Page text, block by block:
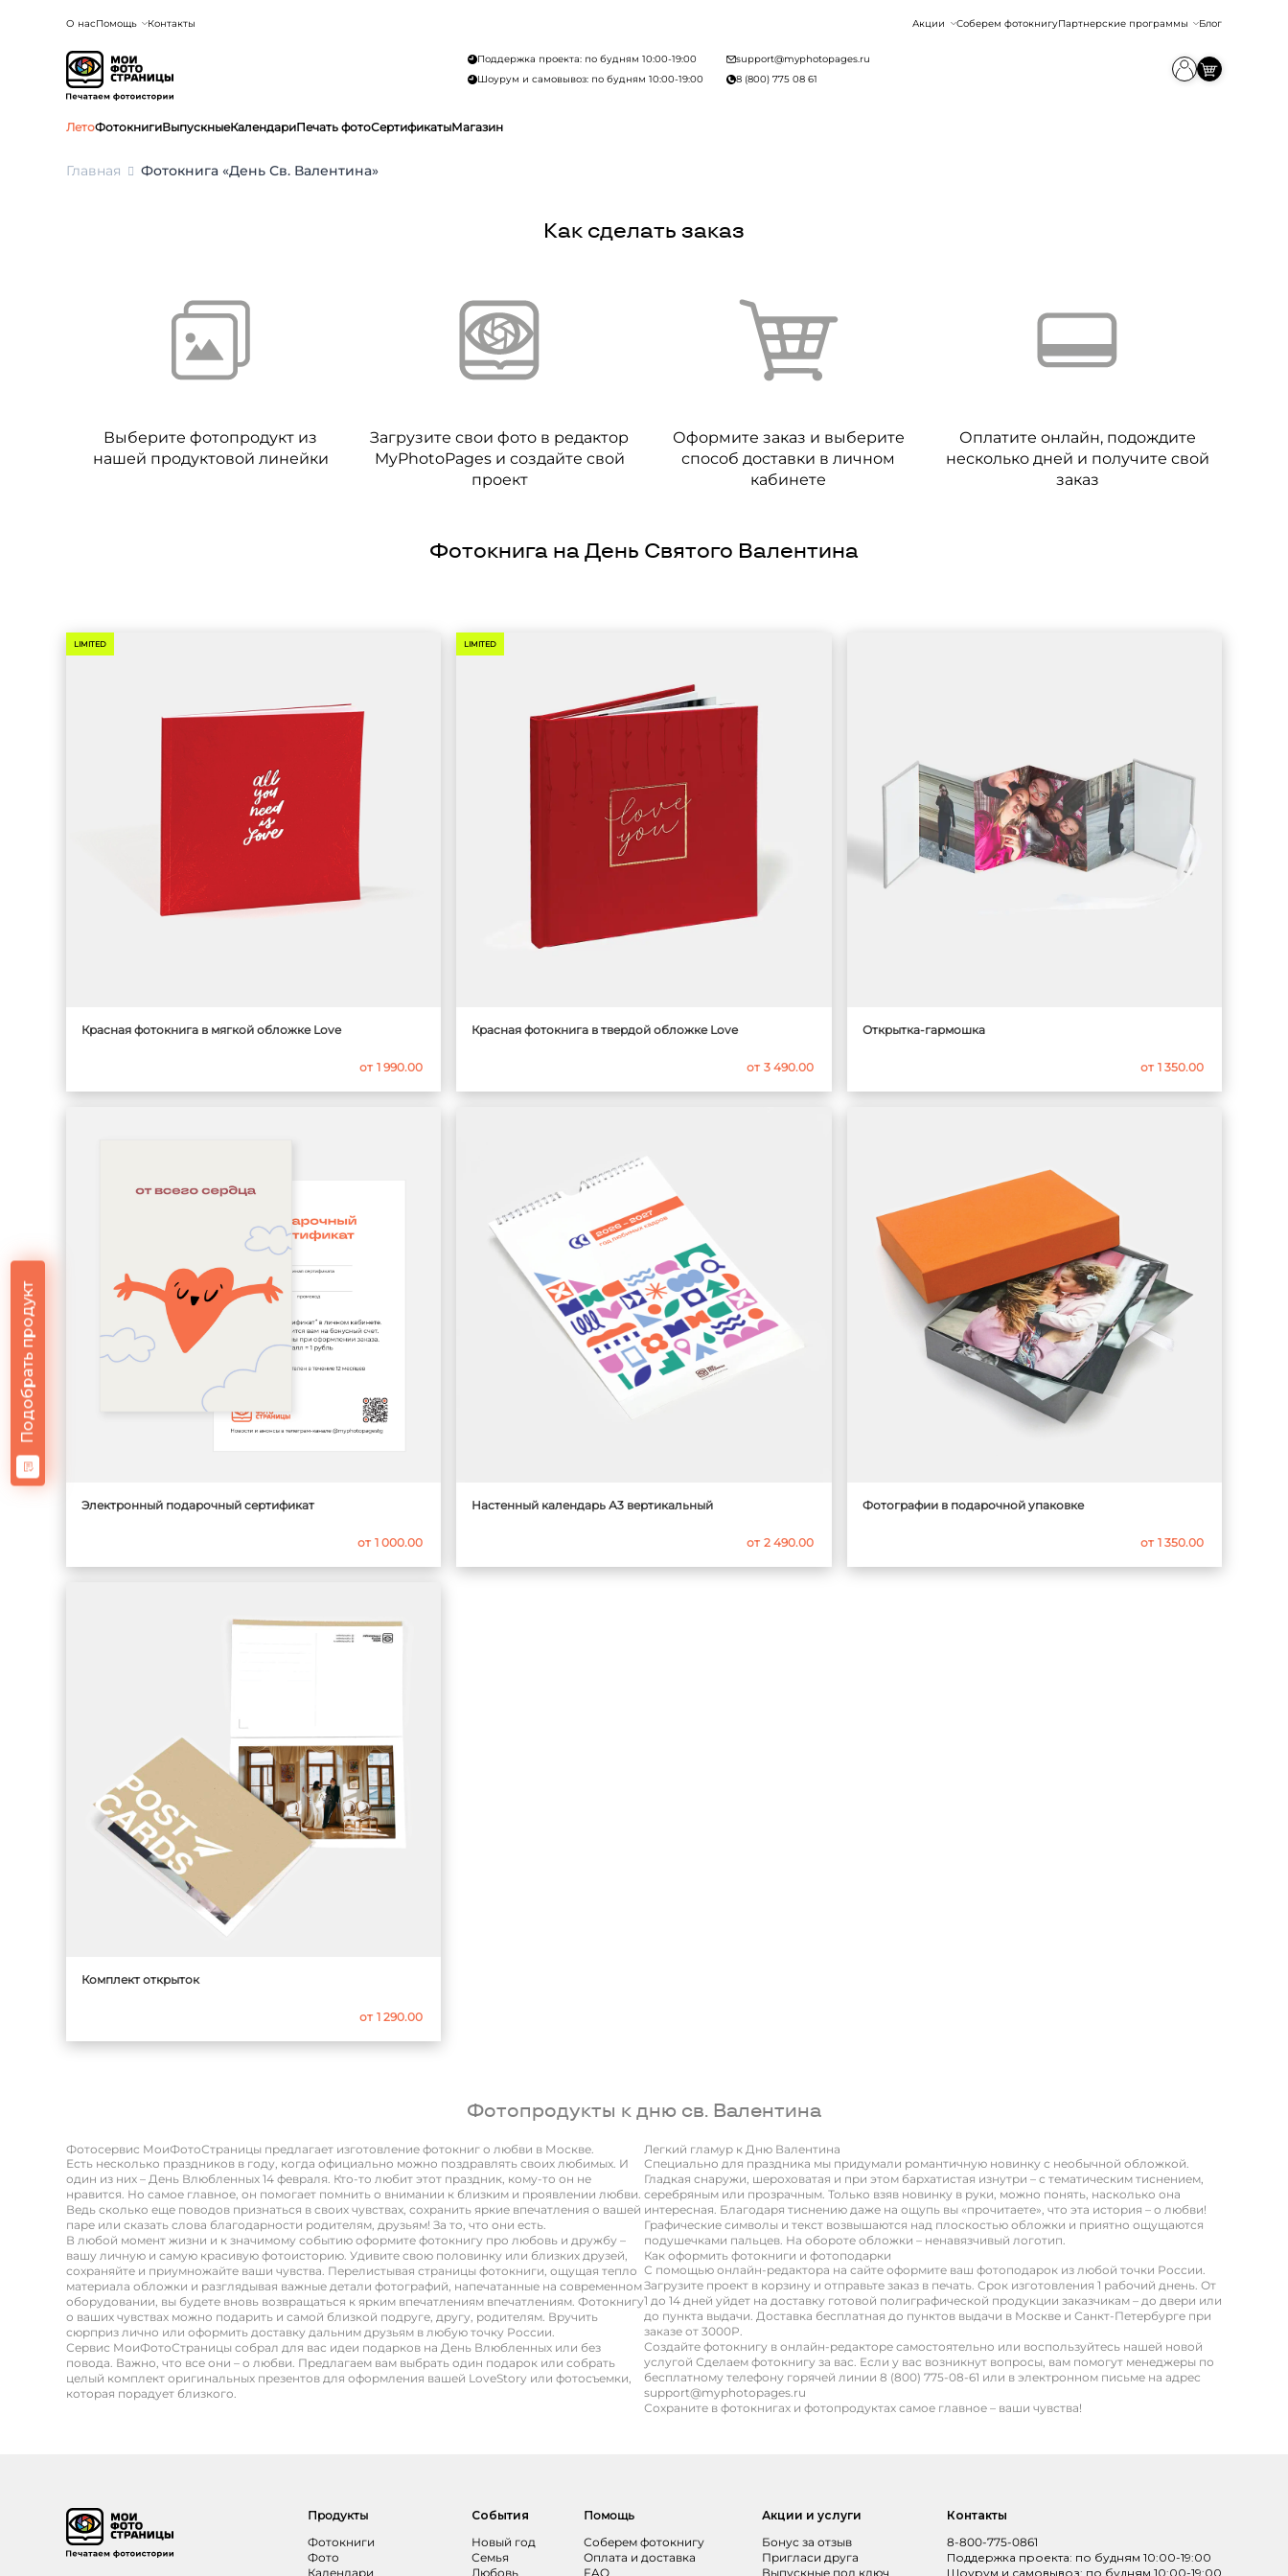
О насПомощь Контакты Акции Соберем фотокнигуПартнерские программы Блог
Поддержка проекта: по будням 10:00-19:00
Шоурум и самовывоз: по будням 10:00-19:00
support@myphotopages.ru
8 (800) 775 08 61
ЛетоФотокнигиВыпускныеКалендариПечать фотоСертификатыМагазин
Подобрать продукт
Главная Фотокнига «День Св. Валентина»
Как сделать заказ
Выберите фотопродукт из
нашей продуктовой линейки
Загрузите свои фото в редактор
MyPhotoPages и создайте свой
проект
Оформите заказ и выберите
способ доставки в личном
кабинете
Оплатите онлайн, подождите
несколько дней и получите свой
заказ
Фотокнига на День Святого Валентина
LIMITED
Красная фотокнига в мягкой обложке Love
от 1 990.00
LIMITED
Красная фотокнига в твердой обложке Love
от 3 490.00
Открытка-гармошка
от 1 350.00
Электронный подарочный сертификат
от 1 000.00
Настенный календарь А3 вертикальный
от 2 490.00
Фотографии в подарочной упаковке
от 1 350.00
Комплект открыток
от 1 290.00
Фотопродукты к дню св. Валентина
Фотосервис МоиФотоСтраницы предлагает изготовление фотокниг о любви в Москве.
Есть несколько праздников в году, когда официально можно поздравлять своих любимых. И
один из них – День Влюбленных 14 февраля. Кто-то любит этот праздник, кому-то он не
нравится. Но самое главное, он помогает помнить о внимании к близким и проявлении любви.
Ведь сколько еще поводов признаться в своих чувствах, сохранить яркие впечатления о вашей
паре или сказать слова благодарности родителям, друзьям! За то, что они есть.
В любой момент жизни и к значимому событию оформите фотокнигу про любовь и дружбу –
вашу личную и самую красивую фотоисторию. Удивите свою половинку или близких друзей,
сохраняйте и приумножайте ваши чувства. Перелистывая страницы фотокниги, ощущая тепло
материала обложки и разглядывая важные детали фотографий, напечатанные на современном
оборудовании, вы будете вновь возвращаться к ярким впечатлениям впечатлениям. Фотокнигу
о ваших чувствах можно подарить и самой близкой подруге, другу, родителям. Вручить
сюрприз лично или оформить доставку дальним друзьям в любую точку России.
Сервис МоиФотоСтраницы собрал для вас идеи подарков на День Влюбленных или без
повода. Важно, что все они – о любви. Предлагаем вам выбрать один подарок или собрать
целый комплект оригинальных презентов для оформления вашей LoveStory или фотосъемки,
которая порадует близкого.
Легкий гламур к Дню Валентина
Специально для праздника мы придумали романтичную новинку с необычной обложкой.
Гладкая снаружи, шероховатая и при этом бархатистая изнутри – с тематическим тиснением,
серебряным или прозрачным. Только взяв новинку в руки, можно понять, насколько она
интересная. Благодаря тиснению даже на ощупь вы «прочитаете», что эта история – о любви!
Графические символы и текст возвышаются над плоскостью обложки и приятно ощущаются
подушечками пальцев. На обороте обложки – ненавязчивый логотип.
Как оформить фотокниги и фотоподарки
С помощью онлайн-редактора на сайте оформите ваш фотоподарок из любой точки России.
Загрузите проект в корзину и отправьте заказ в печать. Срок изготовления 1 рабочий днень. От
1 до 14 дней уйдет на доставку готовой полиграфической продукции заказчикам – до двери или
до пункта выдачи. Доставка бесплатная до пунктов выдачи в Москве и Санкт-Петербурге при
заказе от 3000Р.
Создайте фотокнигу в онлайн-редакторе самостоятельно или воспользуйтесь нашей новой
услугой Сделаем фотокнигу за вас. Если у вас возникнут вопросы, вам помогут менеджеры по
бесплатному телефону горячей линии 8 (800) 775-08-61 или в электронном письме на адрес
support@myphotopages.ru
Сохраните в фотокнигах и фотопродуктах самое главное – ваши чувства!
Продукты
Фотокниги
Фото
Календари
События
Новый год
Семья
Любовь
Помощь
Соберем фотокнигу
Оплата и доставка
FAQ
Акции и услуги
Бонус за отзыв
Пригласи друга
Выпускные под ключ
Контакты
8-800-775-0861
Поддержка проекта: по будням 10:00-19:00
Шоурум и самовывоз: по будням 10:00-19:00